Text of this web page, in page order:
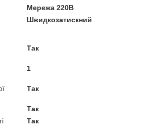
Мережа 220В
Швидкозатискний
Так
1
Так
Так
Так